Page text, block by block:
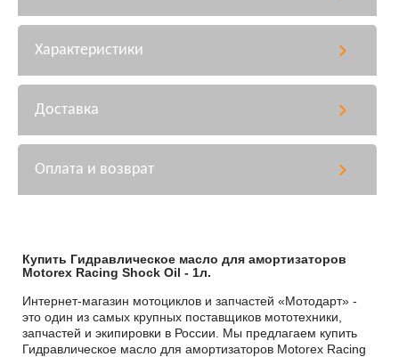
Характеристики
Доставка
Оплата и возврат
Купить Гидравлическое масло для амортизаторов
Motorex Racing Shock Oil - 1л.
Интернет-магазин мотоциклов и запчастей «Мотодарт» -
это один из самых крупных поставщиков мототехники,
запчастей и экипировки в России. Мы предлагаем купить
Гидравлическое масло для амортизаторов Motorex Racing